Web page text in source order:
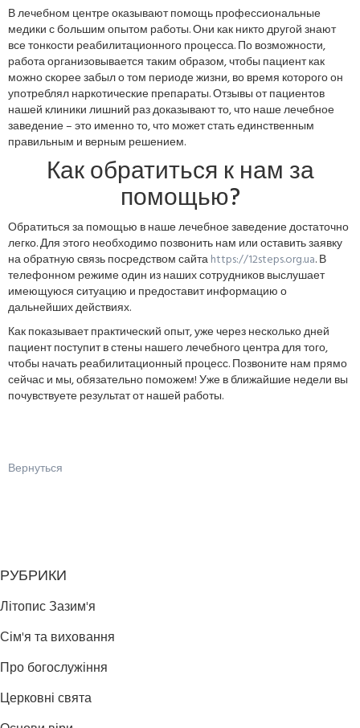
В лечебном центре оказывают помощь профессиональные
медики с большим опытом работы. Они как никто другой знают
все тонкости реабилитационного процесса. По возможности,
работа организовывается таким образом, чтобы пациент как
можно скорее забыл о том периоде жизни, во время которого он
употреблял наркотические препараты. Отзывы от пациентов
нашей клиники лишний раз доказывают то, что наше лечебное
заведение – это именно то, что может стать единственным
правильным и верным решением.
Как обратиться к нам за
помощью?
Обратиться за помощью в наше лечебное заведение достаточно
легко. Для этого необходимо позвонить нам или оставить заявку
на обратную связь посредством сайтаhttps://12steps.org.ua. В
телефонном режиме один из наших сотрудников выслушает
имеющуюся ситуацию и предоставит информацию о
дальнейших действиях.
Как показывает практический опыт, уже через несколько дней
пациент поступит в стены нашего лечебного центра для того,
чтобы начать реабилитационный процесс. Позвоните нам прямо
сейчас и мы, обязательно поможем! Уже в ближайшие недели вы
почувствуете результат от нашей работы.
Вернуться
РУБРИКИ
Літопис Зазим'я
Сім'я та виховання
Про богослужіння
Церковні свята